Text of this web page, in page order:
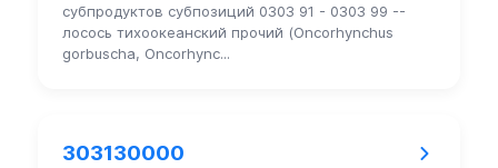
субпродуктов субпозиций 0303 91 - 0303 99 --
лосось тихоокеанский прочий (Oncorhynchus
gorbuscha, Oncorhync...
303130000